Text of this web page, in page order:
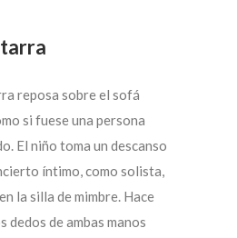
reposa sobre el sofá
si fuese una persona
El niño toma un descanso
íntimo, como solista,
la silla de mimbre. Hace
dedos de ambas manos